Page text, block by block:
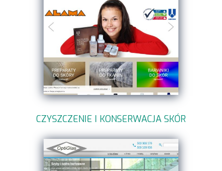
CZYSZCZENIE I KONSERWACJA SKÓR